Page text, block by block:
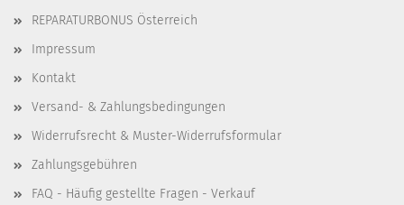
REPARATURBONUS Österreich
Impressum
Kontakt
Versand- & Zahlungsbedingungen
Widerrufsrecht & Muster-Widerrufsformular
Zahlungsgebühren
FAQ - Häufig gestellte Fragen - Verkauf